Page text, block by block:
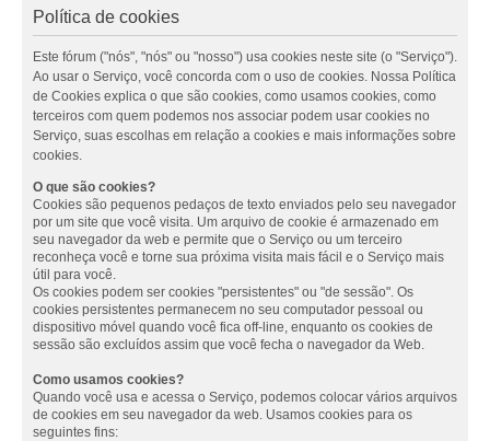
Política de cookies
Este fórum ("nós", "nós" ou "nosso") usa cookies neste site (o "Serviço").
Ao usar o Serviço, você concorda com o uso de cookies. Nossa Política
de Cookies explica o que são cookies, como usamos cookies, como
terceiros com quem podemos nos associar podem usar cookies no
Serviço, suas escolhas em relação a cookies e mais informações sobre
cookies.
O que são cookies?
Cookies são pequenos pedaços de texto enviados pelo seu navegador
por um site que você visita. Um arquivo de cookie é armazenado em
seu navegador da web e permite que o Serviço ou um terceiro
reconheça você e torne sua próxima visita mais fácil e o Serviço mais
útil para você.
Os cookies podem ser cookies "persistentes" ou "de sessão". Os
cookies persistentes permanecem no seu computador pessoal ou
dispositivo móvel quando você fica off-line, enquanto os cookies de
sessão são excluídos assim que você fecha o navegador da Web.
Como usamos cookies?
Quando você usa e acessa o Serviço, podemos colocar vários arquivos
de cookies em seu navegador da web. Usamos cookies para os
seguintes fins: